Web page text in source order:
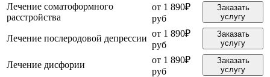
Лечение соматоформного
расстройства
от 1 890₽
руб
Заказать
услугу
Лечение послеродовой депрессии от 1 890₽
руб
Заказать
услугу
Лечение дисфории
от 1 890₽
руб
Заказать
услугу